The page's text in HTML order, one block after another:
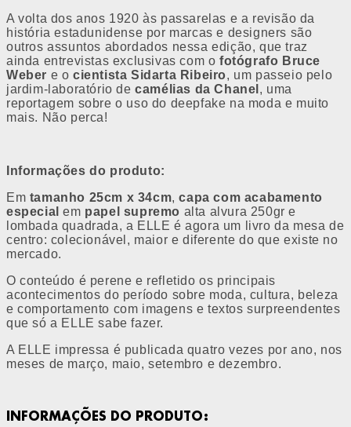
A volta dos anos 1920 às passarelas e a revisão da
história estadunidense por marcas e designers são
outros assuntos abordados nessa edição, que traz
ainda entrevistas exclusivas com ofotógrafo Bruce
Weber e o cientista Sidarta Ribeiro, um passeio pelo
jardim-laboratório decamélias da Chanel , uma
reportagem sobre o uso do deepfake na moda e muito
mais. Não perca!
Informações do produto:
Em tamanho 25cm x 34cm,capa com acabamento
especial em papel supremo alta alvura 250gr e
lombada quadrada, a ELLE é agora um livro da mesa de
centro: colecionável, maior e diferente do que existe no
mercado.
O conteúdo é perene e refletido os principais
acontecimentos do período sobre moda, cultura, beleza
e comportamento com imagens e textos surpreendentes
que só a ELLE sabe fazer.
A ELLE impressa é publicada quatro vezes por ano, nos
meses de março, maio, setembro e dezembro.
INFORMAÇÕES DO PRODUTO: